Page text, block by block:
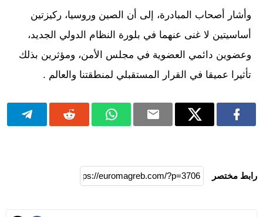
وأشار أصحاب المبادرة، إلى أن الصين وروسيا، ركيزتين
أساسيتين لا غنى عنهما في بلورة النظام الدولي الجديد،
وعضوين دائمي العضوية في مجلس الأمن، ومؤثرين بذلك
تأثيرا عميقا في القرار المستقبلي لمنطقتنا والعالم .
رابط مختصر